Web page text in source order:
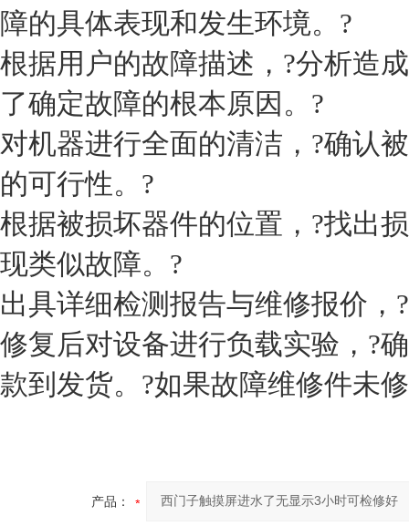
障的具体表现和发生环境。?
根据用户的故障描述，?分析造
了确定故障的根本原因。?
对机器进行全面的清洁，?确认
的可行性。?
根据被损坏器件的位置，?找出
现类似故障。?
出具详细检测报告与维修报价，
修复后对设备进行负载实验，?
款到发货。?如果故障维修件未
产品：